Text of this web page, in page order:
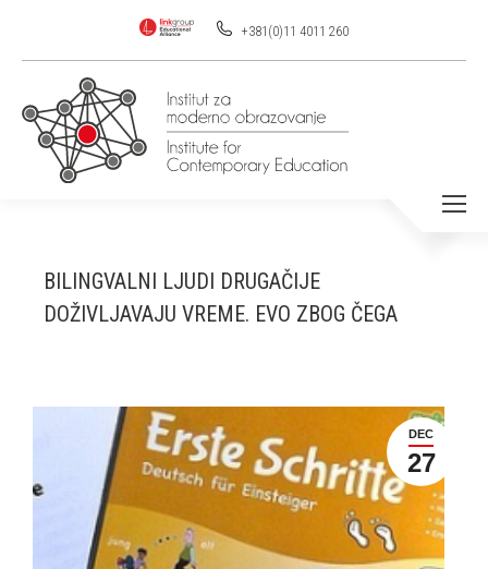
+381(0)11 4011 260
BILINGVALNI LJUDI DRUGAČIJE
DOŽIVLJAVAJU VREME. EVO ZBOG ČEGA
DEC
27